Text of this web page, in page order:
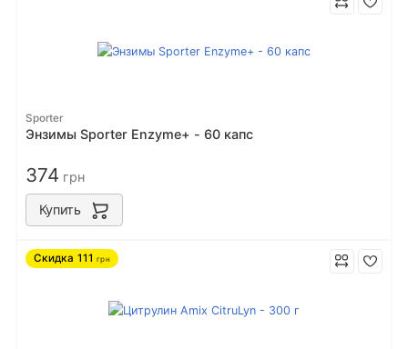
Sporter
Энзимы Sporter Enzyme+ - 60 капс
374 грн
Купить
Скидка 111 грн